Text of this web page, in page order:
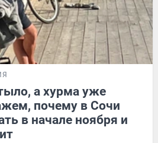
а хурма уже
почему в Сочи
в начале ноября и